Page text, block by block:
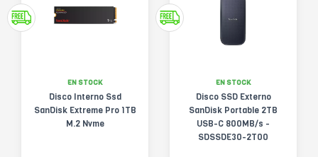
EN STOCK
Disco Interno Ssd
SanDisk Extreme Pro 1TB
M.2 Nvme
EN STOCK
Disco SSD Externo
SanDisk Portable 2TB
USB-C 800MB/s -
SDSSDE30-2T00